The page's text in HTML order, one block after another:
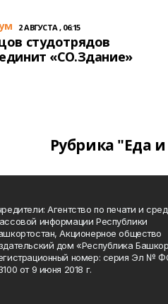
2 АВГУСТА , 06:15
студотрядов
«СО.Здание»
Рубрика "Еда
Агентство по печати и
информации Республики
Акционерное общество
дом «Республика
номер: серия Эл №
от 9 июня 2018 г.